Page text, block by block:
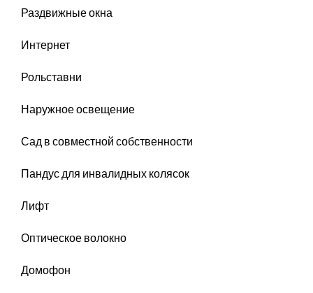
Раздвижные окна
Интернет
Рольставни
Наружное освещение
Сад в совместной собственности
Пандус для инвалидных колясок
Лифт
Оптическое волокно
Домофон